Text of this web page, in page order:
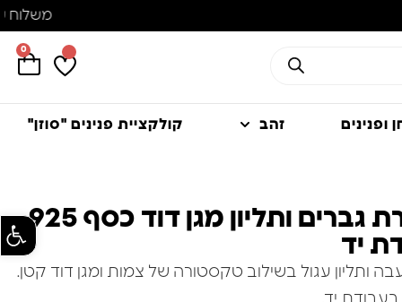
0
ופנינים זהב קולקציית פנינים "סוזן"
שרשרת גברים ותליון מגן דוד כסף 925
יד
ותליון עגול בשילוב טקסטורה של צמות ומגן דוד קטן.
פתח